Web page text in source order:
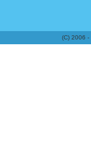
(C) 2006 -